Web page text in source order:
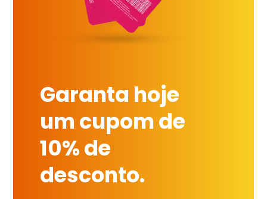
Garanta hoje
um cupom de
10% de
desconto.